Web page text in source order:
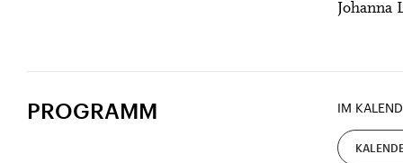
Johanna
PROGRAMM IM